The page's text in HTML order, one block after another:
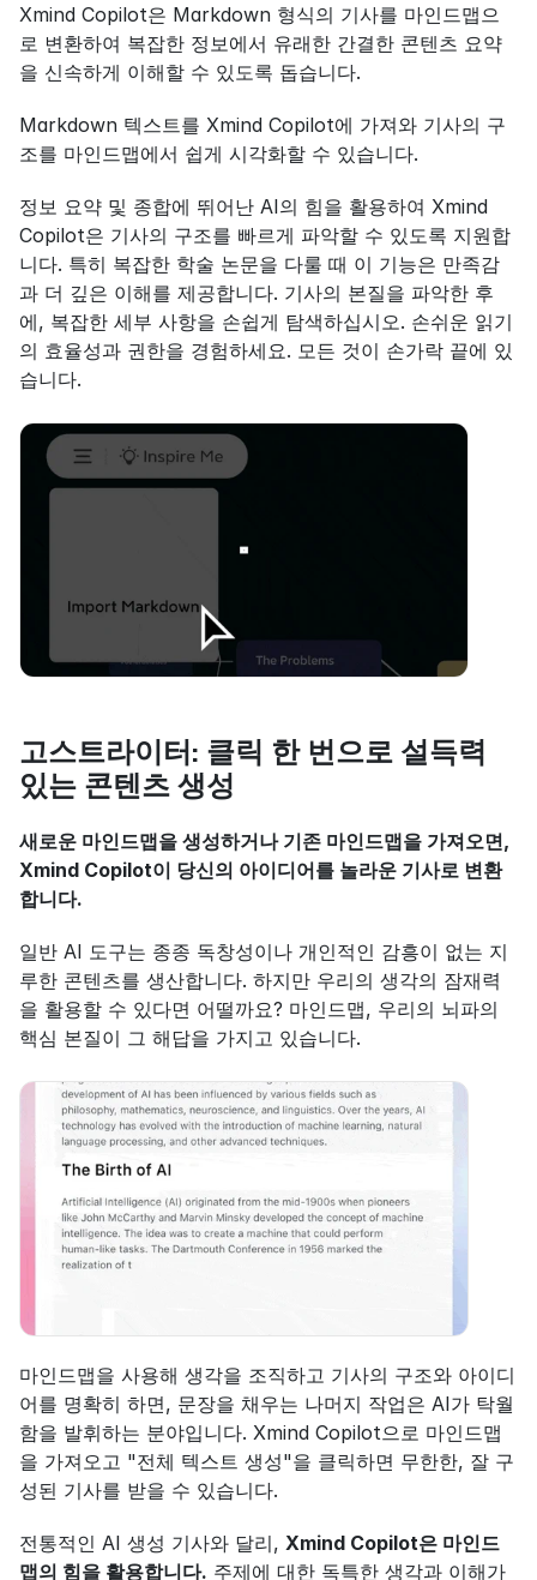
Xmind Copilot은 Markdown 형식의 기사를 마인드맵으
로 변환하여 복잡한 정보에서 유래한 간결한 콘텐츠 요약
을 신속하게 이해할 수 있도록 돕습니다.
Markdown 텍스트를 Xmind Copilot에 가져와 기사의 구
조를 마인드맵에서 쉽게 시각화할 수 있습니다.
정보 요약 및 종합에 뛰어난 AI의 힘을 활용하여 Xmind
Copilot은 기사의 구조를 빠르게 파악할 수 있도록 지원합
니다. 특히 복잡한 학술 논문을 다룰 때 이 기능은 만족감
과 더 깊은 이해를 제공합니다. 기사의 본질을 파악한 후
에, 복잡한 세부 사항을 손쉽게 탐색하십시오. 손쉬운 읽기
의 효율성과 권한을 경험하세요. 모든 것이 손가락 끝에 있
습니다.
고스트라이터: 클릭 한 번으로 설득력
있는 콘텐츠 생성
새로운 마인드맵을 생성하거나 기존 마인드맵을 가져오면,
Xmind Copilot이 당신의 아이디어를 놀라운 기사로 변환
합니다.
일반 AI 도구는 종종 독창성이나 개인적인 감흥이 없는 지
루한 콘텐츠를 생산합니다. 하지만 우리의 생각의 잠재력
을 활용할 수 있다면 어떨까요? 마인드맵, 우리의 뇌파의
핵심 본질이 그 해답을 가지고 있습니다.
마인드맵을 사용해 생각을 조직하고 기사의 구조와 아이디
어를 명확히 하면, 문장을 채우는 나머지 작업은 AI가 탁월
함을 발휘하는 분야입니다. Xmind Copilot으로 마인드맵
을 가져오고 "전체 텍스트 생성"을 클릭하면 무한한, 잘 구
성된 기사를 받을 수 있습니다.
전통적인 AI 생성 기사와 달리, Xmind Copilot은 마인드
맵의 힘을 활용합니다. 주제에 대한 독특한 생각과 이해가